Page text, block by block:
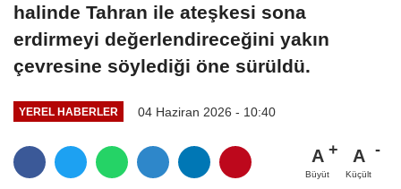
halinde Tahran ile ateşkesi sona
erdirmeyi değerlendireceğini yakın
çevresine söylediği öne sürüldü.
YEREL HABERLER 04 Haziran 2026 - 10:40
A
Büyüt
A
Küçült